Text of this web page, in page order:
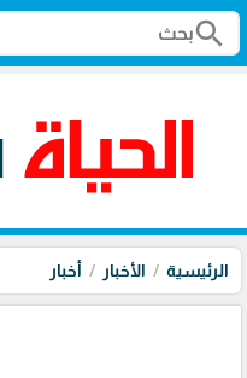
search
الرئيسية الأخبار أخبار